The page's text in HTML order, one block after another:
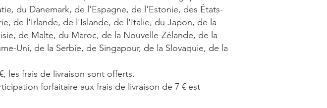
du Danemark, de l'Espagne, de l'Estonie, des États-
de l'Irlande, de l'Islande, de l'Italie, du Japon, de la
de Malte, du Maroc, de la Nouvelle-Zélande, de la
Uni, de la Serbie, de Singapour, de la Slovaquie, de la
les frais de livraison sont offerts.
forfaitaire aux frais de livraison de 7 € est